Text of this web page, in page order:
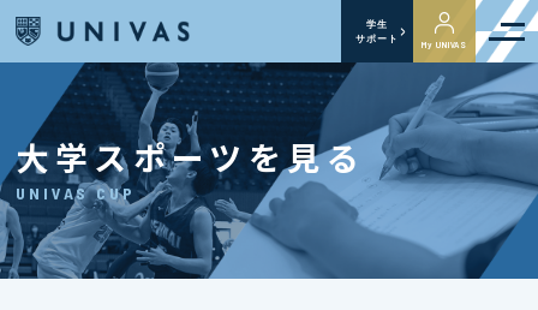
学生
サポート
My UNIVAS
大学スポーツを見る
UNIVAS CUP